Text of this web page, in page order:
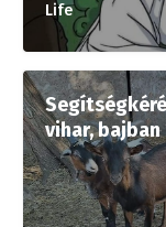
Life
vihar,